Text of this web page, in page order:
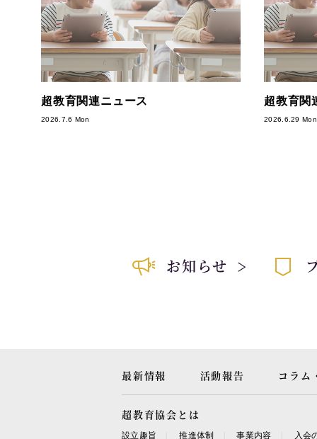
超教育関連ニュース
2026.7.6 Mon
超教育関
2026.6.29 Mon
お知らせ
最新情報 活動報告 コラム
超教育協会とは
設立趣旨 推進体制 事業内容 入会